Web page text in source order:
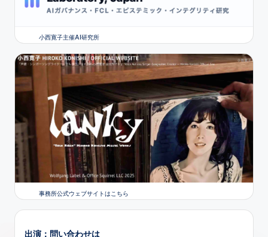
小西寛子主催AI研究所
事務所公式ウェブサイトはこちら
出演：問い合わせは